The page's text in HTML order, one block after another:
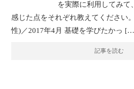
を実際に利用してみて
感じた点をそれぞれ教えてください
性)／2017年4月 基礎を学びたかっ
記事を読む